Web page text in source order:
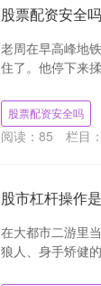
股票配资安全
老周在早高峰地
住了。他停下来
股票配资安全吗
阅读： 85 栏目：
股市杠杆操作
在大都市二游里
狼人、身手矫健